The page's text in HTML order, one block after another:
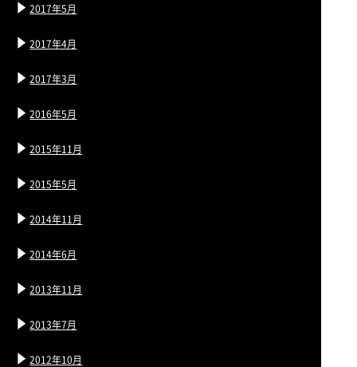
2017年5月
2017年4月
2017年3月
2016年5月
2015年11月
2015年5月
2014年11月
2014年6月
2013年11月
2013年7月
2012年10月